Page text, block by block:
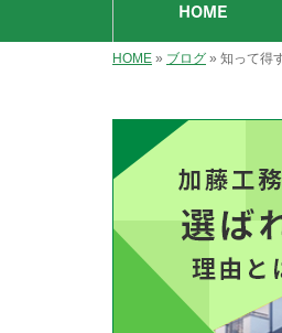
HOME
HOME » ブログ » 知って得